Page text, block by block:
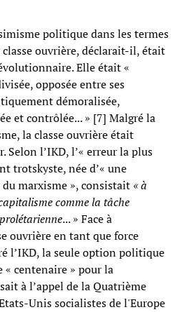
politique dans les termes
classe ouvrière, déclarait-il, était
Elle était «
opposée entre ses
démoralisée,
et contrôlée... » [7] Malgré la
la classe ouvrière était
Selon l’IKD, l’« erreur la plus
trotskyste, née d’« une
marxisme », consistait « à
comme la tâche
... » Face à
ouvrière en tant que force
l’IKD, la seule option politique
centenaire » pour la
à l’appel de la Quatrième
Unis socialistes de l'Europe